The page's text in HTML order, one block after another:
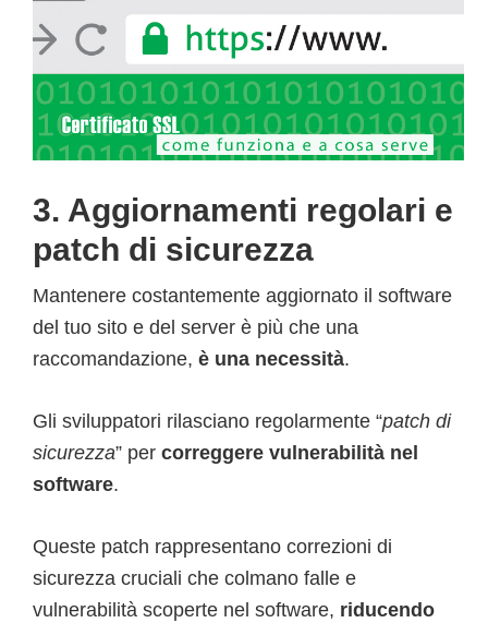
3. Aggiornamenti regolari e
patch di sicurezza
Mantenere costantemente aggiornato il software
del tuo sito e del server è più che una
raccomandazione, è una necessità.
Gli sviluppatori rilasciano regolarmente “patch di
sicurezza” per correggere vulnerabilità nel
software.
Queste patch rappresentano correzioni di
sicurezza cruciali che colmano falle e
vulnerabilità scoperte nel software, riducendo